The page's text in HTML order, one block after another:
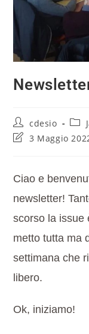
cdesio
3 Maggio
Ciao e
newsletter!
scorso la issue
metto tutta ma
settimana che
libero.
Ok, iniziamo!